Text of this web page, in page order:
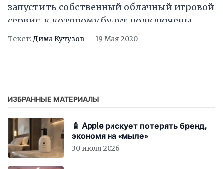
запустить собственный облачный игровой
сервис, к которому будут подключены
магазин и решения на базе
Текст:Дима Кутузов 19 Мая 2020
ИЗБРАННЫЕ МАТЕРИАЛЫ
🧴 Apple рискует потерять бренд,
экономя на «мыле»
30 июля 2026